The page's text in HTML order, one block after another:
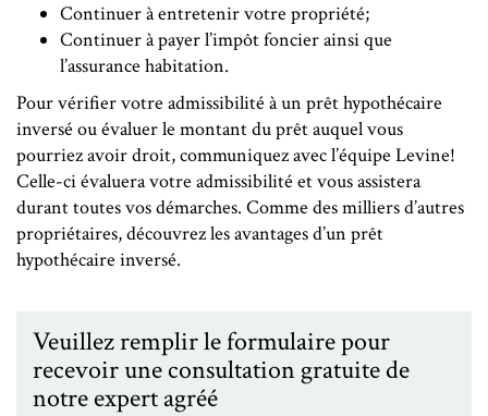
Continuer à entretenir votre propriété;
Continuer à payer l’impôt foncier ainsi que
l’assurance habitation.
Pour vérifier votre admissibilité à un prêt hypothécaire
inversé ou évaluer le montant du prêt auquel vous
pourriez avoir droit, communiquez avec l’équipe Levine!
Celle-ci évaluera votre admissibilité et vous assistera
durant toutes vos démarches. Comme des milliers d’autres
propriétaires, découvrez les avantages d’un prêt
hypothécaire inversé.
Veuillez remplir le formulaire pour
recevoir une consultation gratuite de
notre expert agréé